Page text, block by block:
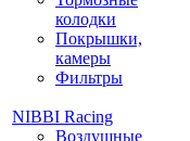
колодки
Покрышки,
камеры
Фильтры
NIBBI Racing
Воздушные